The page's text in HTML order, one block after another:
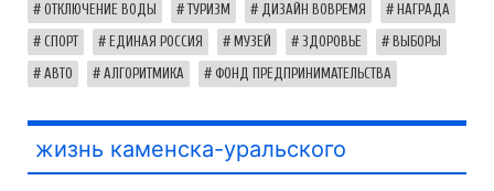
ОТКЛЮЧЕНИЕ ВОДЫ ТУРИЗМ ДИЗАЙН ВОВРЕМЯ НАГРАДА
СПОРТ ЕДИНАЯ РОССИЯ МУЗЕЙ ЗДОРОВЬЕ ВЫБОРЫ
АВТО АЛГОРИТМИКА ФОНД ПРЕДПРИНИМАТЕЛЬСТВА
жизнь каменска-уральского